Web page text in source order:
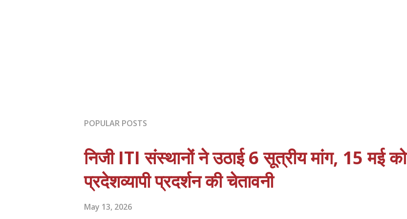
POPULAR POSTS
निजी ITI संस्थानों ने उठाई 6 सूत्रीय मांग, 15 मई को
प्रदेशव्यापी प्रदर्शन की चेतावनी
May 13, 2026